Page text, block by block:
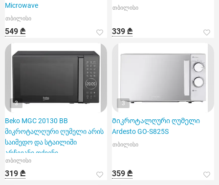
Microwave
თბილისი
549 ₾
თბილისი
339 ₾
3
Beko MGC 20130 BB
მიკროტალღური ღუმელი არის
საიმედო და სტაილიში
არჩევანი თქვენი
სამზარეულოსთვის
თბილისი
319 ₾
3
Მიკროტალღური ღუმელი
Ardesto GO-S825S
თბილისი
359 ₾